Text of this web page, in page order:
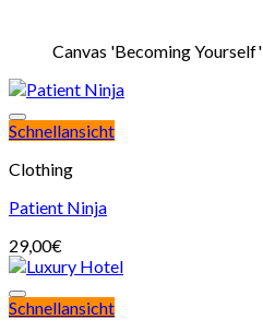
Canvas 'Becoming Yourself'
Schnellansicht
Clothing
Patient Ninja
29,00€
Schnellansicht